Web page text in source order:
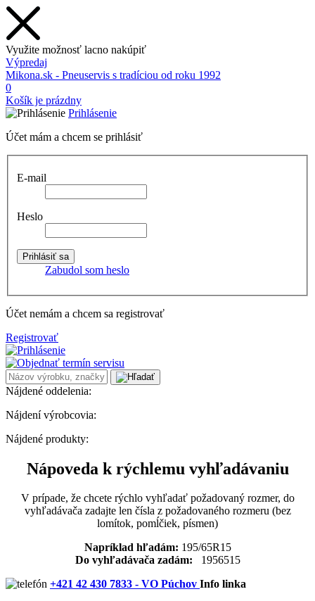
Využite možnosť lacno nakúpiť
Výpredaj
Mikona.sk - Pneuservis s tradíciou od roku 1992
0
Košík je prázdny
Prihlásenie
Účet mám a chcem se prihlásiť
E-mail
Heslo
Zabudol som heslo
Účet nemám a chcem sa registrovať
Registrovať
Nájdené oddelenia:
Nájdení výrobcovia:
Nájdené produkty:
Nápoveda k rýchlemu vyhľadávaniu
V prípade, že chcete rýchlo vyhľadať požadovaný rozmer, do
vyhľadávača zadajte len čísla z požadovaného rozmeru (bez
lomítok, pomĺčiek, písmen)
Napríklad hľadám: 195/65R15
Do vyhľadávača zadám: 1956515
+421 42 430 7833 - VO Púchov Info linka